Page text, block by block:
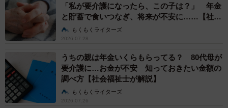
「私が要介護になったら、この子は？」 年金
と貯蓄で食いつなぎ、将来が不安に……【社会
福祉士が解説】
もくもくライターズ
2026.07.28
うちの親は年金いくらもらってる？ 80代母が
要介護に…お金が不安 知っておきたい金額の
調べ方【社会福祉士が解説】
もくもくライターズ
2026.07.26